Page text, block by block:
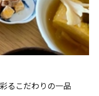
るこだわりの一品